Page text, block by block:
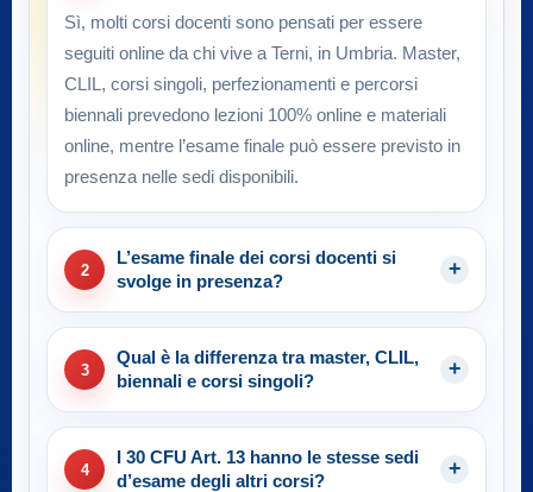
Sì, molti corsi docenti sono pensati per essere
seguiti online da chi vive a Terni, in Umbria. Master,
CLIL, corsi singoli, perfezionamenti e percorsi
biennali prevedono lezioni 100% online e materiali
online, mentre l’esame finale può essere previsto in
presenza nelle sedi disponibili.
2
L’esame finale dei corsi docenti si
svolge in presenza?
3
Qual è la differenza tra master, CLIL,
biennali e corsi singoli?
4
I 30 CFU Art. 13 hanno le stesse sedi
d’esame degli altri corsi?